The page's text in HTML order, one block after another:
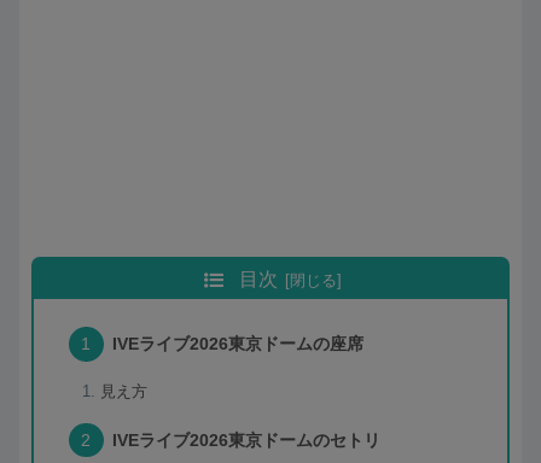
目次
IVEライブ2026東京ドームの座席
見え方
IVEライブ2026東京ドームのセトリ